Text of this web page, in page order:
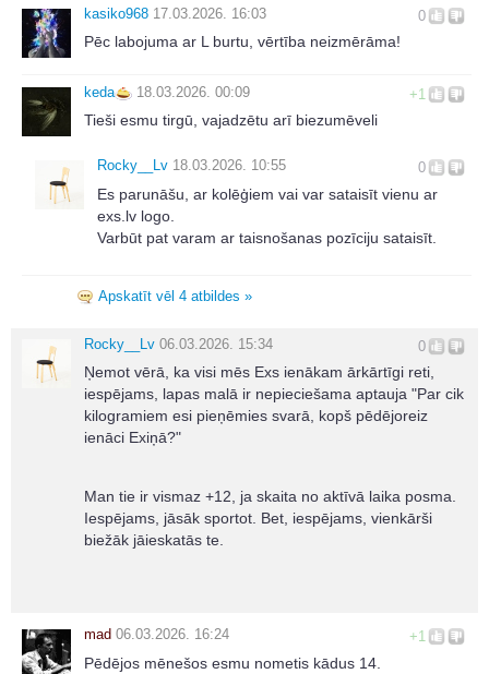
0
kasiko968 17.03.2026. 16:03
Pēc labojuma ar L burtu, vērtība neizmērāma!
+1
keda 18.03.2026. 00:09
Tieši esmu tirgū, vajadzētu arī biezumēveli
0
Rocky__Lv 18.03.2026. 10:55
Es parunāšu, ar kolēģiem vai var sataisīt vienu ar
exs.lv logo.
Varbūt pat varam ar taisnošanas pozīciju sataisīt.
Apskatīt vēl 4 atbildes »
0
Rocky__Lv 06.03.2026. 15:34
Ņemot vērā, ka visi mēs Exs ienākam ārkārtīgi reti,
iespējams, lapas malā ir nepieciešama aptauja "Par cik
kilogramiem esi pieņēmies svarā, kopš pēdējoreiz
ienāci Exiņā?"
Man tie ir vismaz +12, ja skaita no aktīvā laika posma.
Iespējams, jāsāk sportot. Bet, iespējams, vienkārši
biežāk jāieskatās te.
+1
mad 06.03.2026. 16:24
Pēdējos mēnešos esmu nometis kādus 14.